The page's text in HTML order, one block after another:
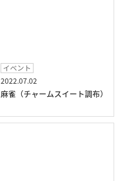
イベント
2022.07.02
麻雀（チャームスイート調布）